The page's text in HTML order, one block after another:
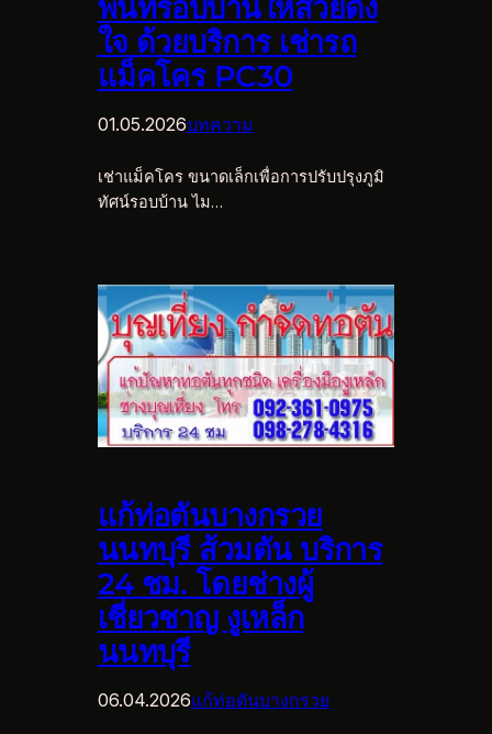
พื้นที่รอบบ้านให้สวยดั่ง
ใจ ด้วยบริการ เช่ารถ
แม็คโคร PC30
01.05.2026บทความ
เช่าแม็คโคร ขนาดเล็กเพื่อการปรับปรุงภูมิ
ทัศน์รอบบ้าน ไม…
แก้ท่อตันบางกรวย
นนทบุรี ส้วมตัน บริการ
24 ชม. โดยช่างผู้
เชี่ยวชาญ งูเหล็ก
นนทบุรี
06.04.2026แก้ท่อตันบางกรวย